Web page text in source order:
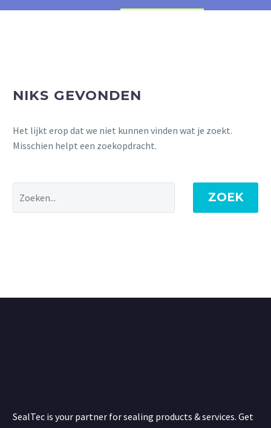
NIKS GEVONDEN
Het lijkt erop dat we niet kunnen vinden wat je zoekt.
Misschien helpt een zoekopdracht.
ZOEK
SealTec is your partner for sealing products & services. Get